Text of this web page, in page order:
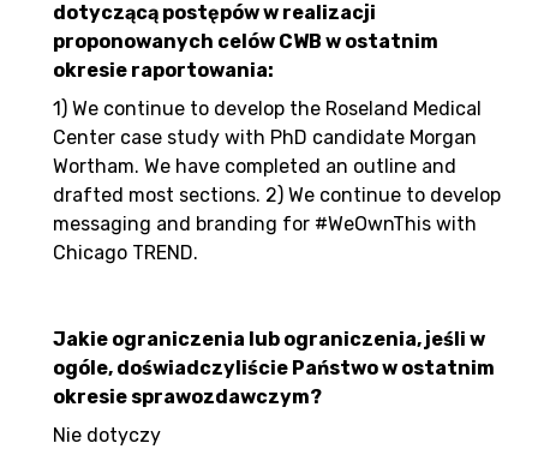
dotyczącą postępów w realizacji
proponowanych celów CWB w ostatnim
okresie raportowania:
1) We continue to develop the Roseland Medical
Center case study with PhD candidate Morgan
Wortham. We have completed an outline and
drafted most sections. 2) We continue to develop
messaging and branding for #WeOwnThis with
Chicago TREND.
Jakie ograniczenia lub ograniczenia, jeśli w
ogóle, doświadczyliście Państwo w ostatnim
okresie sprawozdawczym?
Nie dotyczy